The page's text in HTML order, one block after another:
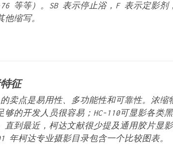
等等）。SB 表示停止浴，F 表示定影剂
他缩写。
征
的卖点是易用性、多功能性和可靠性。浓缩
够的开发人员很容易；HC-110可显影各类
直到最近，柯达文献很少提及通用胶片显
年柯达专业摄影目录包含一个比较图表。